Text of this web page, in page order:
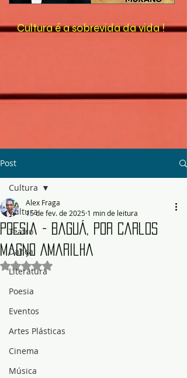
Cultura é a sobrevida da vida !
Post
Cultura
Teatro
Dança
Literatura
Poesia
Eventos
Artes Plásticas
Cinema
Música
Cultura
Poesia - Baguá, por Carlos
Magno Amarilha
Alex Fraga
15 de fev. de 2025 1 min de leitura
Avaliado com NaN de 5 estrelas.